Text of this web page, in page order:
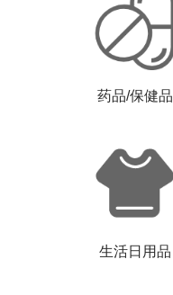
药品/保健品
生活日用品